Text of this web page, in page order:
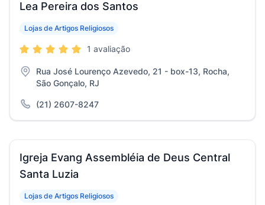
Lea Pereira dos Santos
Lojas de Artigos Religiosos
1 avaliação
Rua José Lourenço Azevedo, 21 - box-13, Rocha,
São Gonçalo, RJ
(21) 2607-8247
Igreja Evang Assembléia de Deus Central
Santa Luzia
Lojas de Artigos Religiosos